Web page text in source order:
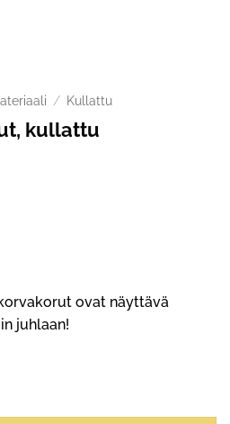
/ Kullattu
kullattu
ovat näyttävä
juhlaan!